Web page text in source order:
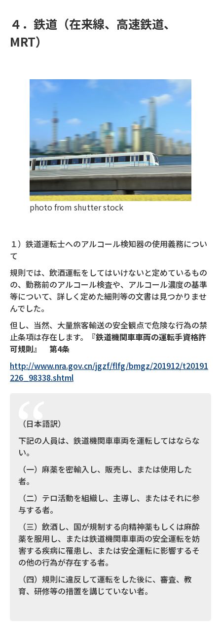
４．鉄道 （在来線、高速鉄道、
MRT）
photo from shutter stock
１）鉄道運転士へのアルコール検知器の使用義務につい
て
規則では、飲酒運転をしてはいけないと定めているもの
の、勤務前のアルコール検査や、アルコール濃度の基準
等について、詳しく定めた細則等の文書は見つかりませ
んでした。
但し、当然、大量旅客輸送の安全観点で危険な行為の禁
止条項は存在します。
『鉄道機関車車両の運転手資格許
可規則』 第4条
http://www.nra.gov.cn/jgzf/flfg/bmgz/201912/t20191
226_98338.shtml
（日本語訳）
下記の人員は、鉄道機関車車両を運転してはならな
い。
（一）麻薬を密輸入し、販売し、または使用した
者。
（二）テロ活動を組織し、主導し、またはそれに参
与する者。
（三）飲酒し、国が規制する向精神薬もしくは麻酔
薬を服用し、または鉄道機関車車両の安全運転を妨
害する疾病に罹患し、または安全運転に影響するそ
の他の行為が存在する者。
（四）規則に違反して運転をした後に、審査、教
育、研修等の措置を講じていない者。